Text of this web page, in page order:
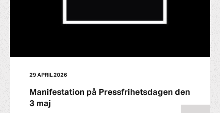
29 APRIL 2026
Manifestation på Pressfrihetsdagen den
3 maj